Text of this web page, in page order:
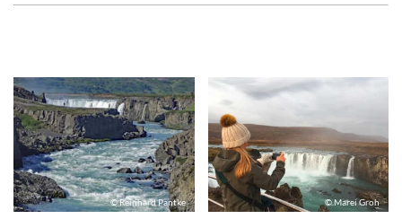
© Reinhard Pantke © Marei Groh